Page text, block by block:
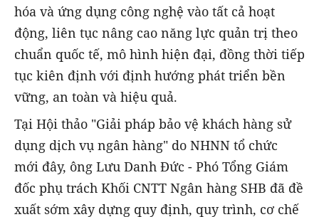
hóa và ứng dụng công nghệ vào tất cả hoạt
động, liên tục nâng cao năng lực quản trị theo
chuẩn quốc tế, mô hình hiện đại, đồng thời tiếp
tục kiên định với định hướng phát triển bền
vững, an toàn và hiệu quả.
Tại Hội thảo "Giải pháp bảo vệ khách hàng sử
dụng dịch vụ ngân hàng" do NHNN tổ chức
mới đây, ông Lưu Danh Đức - Phó Tổng Giám
đốc phụ trách Khối CNTT Ngân hàng SHB đã đề
xuất sớm xây dựng quy định, quy trình, cơ chế